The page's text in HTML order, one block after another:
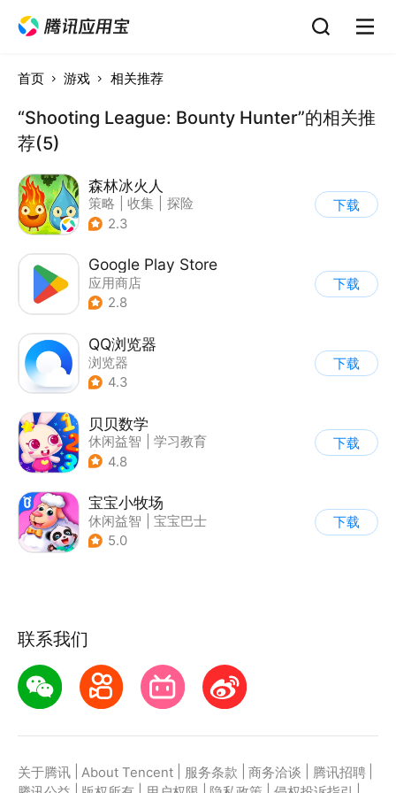
首页 游戏 相关推荐
“Shooting League: Bounty Hunter”的相关推
荐(5)
森林冰火人
策略 收集
探险
| 儿童游戏
2.3
下载
Google Play Store
应用商店
2.8
下载
QQ浏览器
浏览器
4.3
下载
贝贝数学
休闲益智
学习教育
| 儿童游戏
4.8
下载
宝宝小牧场
休闲益智
宝宝巴士
| 学习教育
5.0
下载
联系我们
关于腾讯 About Tencent 服务条款 商务洽谈 腾讯招聘